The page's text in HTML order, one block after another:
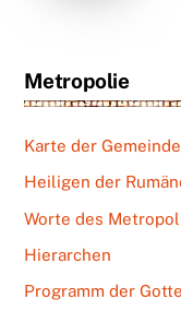
Metropolie
Karte der
Heiligen der
Worte des
Hierarchen
Programm der